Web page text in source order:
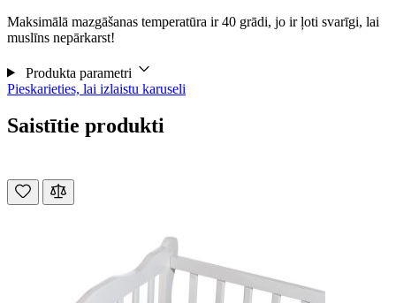
Maksimālā mazgāšanas temperatūra ir 40 grādi, jo ir ļoti svarīgi, lai
muslīns nepārkarst!
Produkta parametri
Pieskarieties, lai izlaistu karuseli
Saistītie produkti